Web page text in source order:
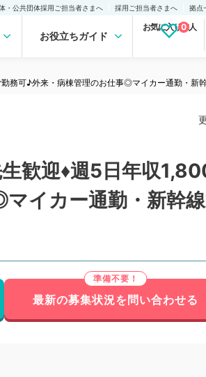
・公共団体採用ご担当者さまへ 採用ご担当者さまへ 拠点
お役立ちガイド
お気に入り求人
0
務可♪外来・病棟管理のお仕事◎マイカー通勤・新
生歓迎♦週5日年収
イカー通勤・新幹
最新の募集状況を問い合わせる